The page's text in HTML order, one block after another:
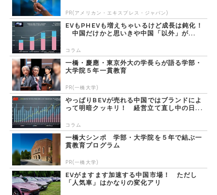
PR(アメリカン・エキスプレス・ジャパン)
EVもPHEVも増えちゃいるけど成長は鈍化！
中国だけかと思いきや中国「以外」が...
コラム
一橋・慶應・東京外大の学長らが語る学部・
大学院５年一貫教育
PR(一橋大学)
やっぱりBEVが売れる中国ではブランドによ
って明暗クッキリ！ 経営立て直し中の日...
コラム
一橋大シンポ 学部・大学院を５年で結ぶ一
貫教育プログラム
PR(一橋大学)
EVがますます加速する中国市場！ ただし
「人気車」はかなりの変化アリ